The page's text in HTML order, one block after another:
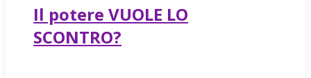
Il potere VUOLE LO
SCONTRO?